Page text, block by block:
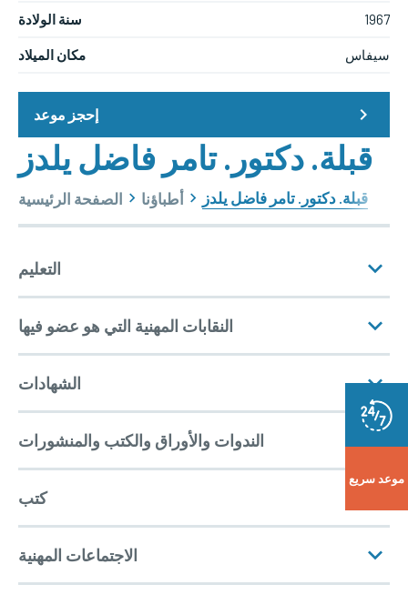
قبلة. دكتور. تامر فاضل يلدز
الصفحة الرئيسية أطباؤنا قبلة. دكتور. تامر فاضل يلدز
التعليم
الحالة التعليمية
مجال الخبرة
النقابات المهنية التي هو عضو فيها
الشهادات
الندوات والأوراق والكتب والمنشورات
كتب
الاجتماعات المهنية
سنة الولادة 1967
مكان الميلاد سيفاس
إحجز موعد
موعد سريع